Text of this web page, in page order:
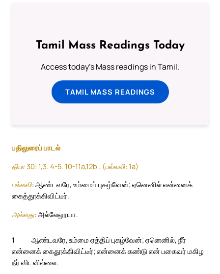
Tamil Mass Readings Today
Access today's Mass readings in Tamil.
TAMIL MASS READINGS
பதிலுரைப் பாடல்
திபா 30: 1,3. 4-5. 10-11a,12b . (பல்லவி: 1a)
பல்லவி: ஆண்டவரே, உம்மைப் புகழ்வேன்; ஏனெனில் என்னைக்
கைத்தூக்கிவிட்டீர்.
அல்லது: அல்லேலூயா.
1
ஆண்டவரே, உம்மை ஏத்திப் புகழ்வேன்; ஏனெனில், நீர்
என்னைக் கைதூக்கிவிட்டீர்; என்னைக் கண்டு என் பகைவர் மகிழ
நீர் விடவில்லை.